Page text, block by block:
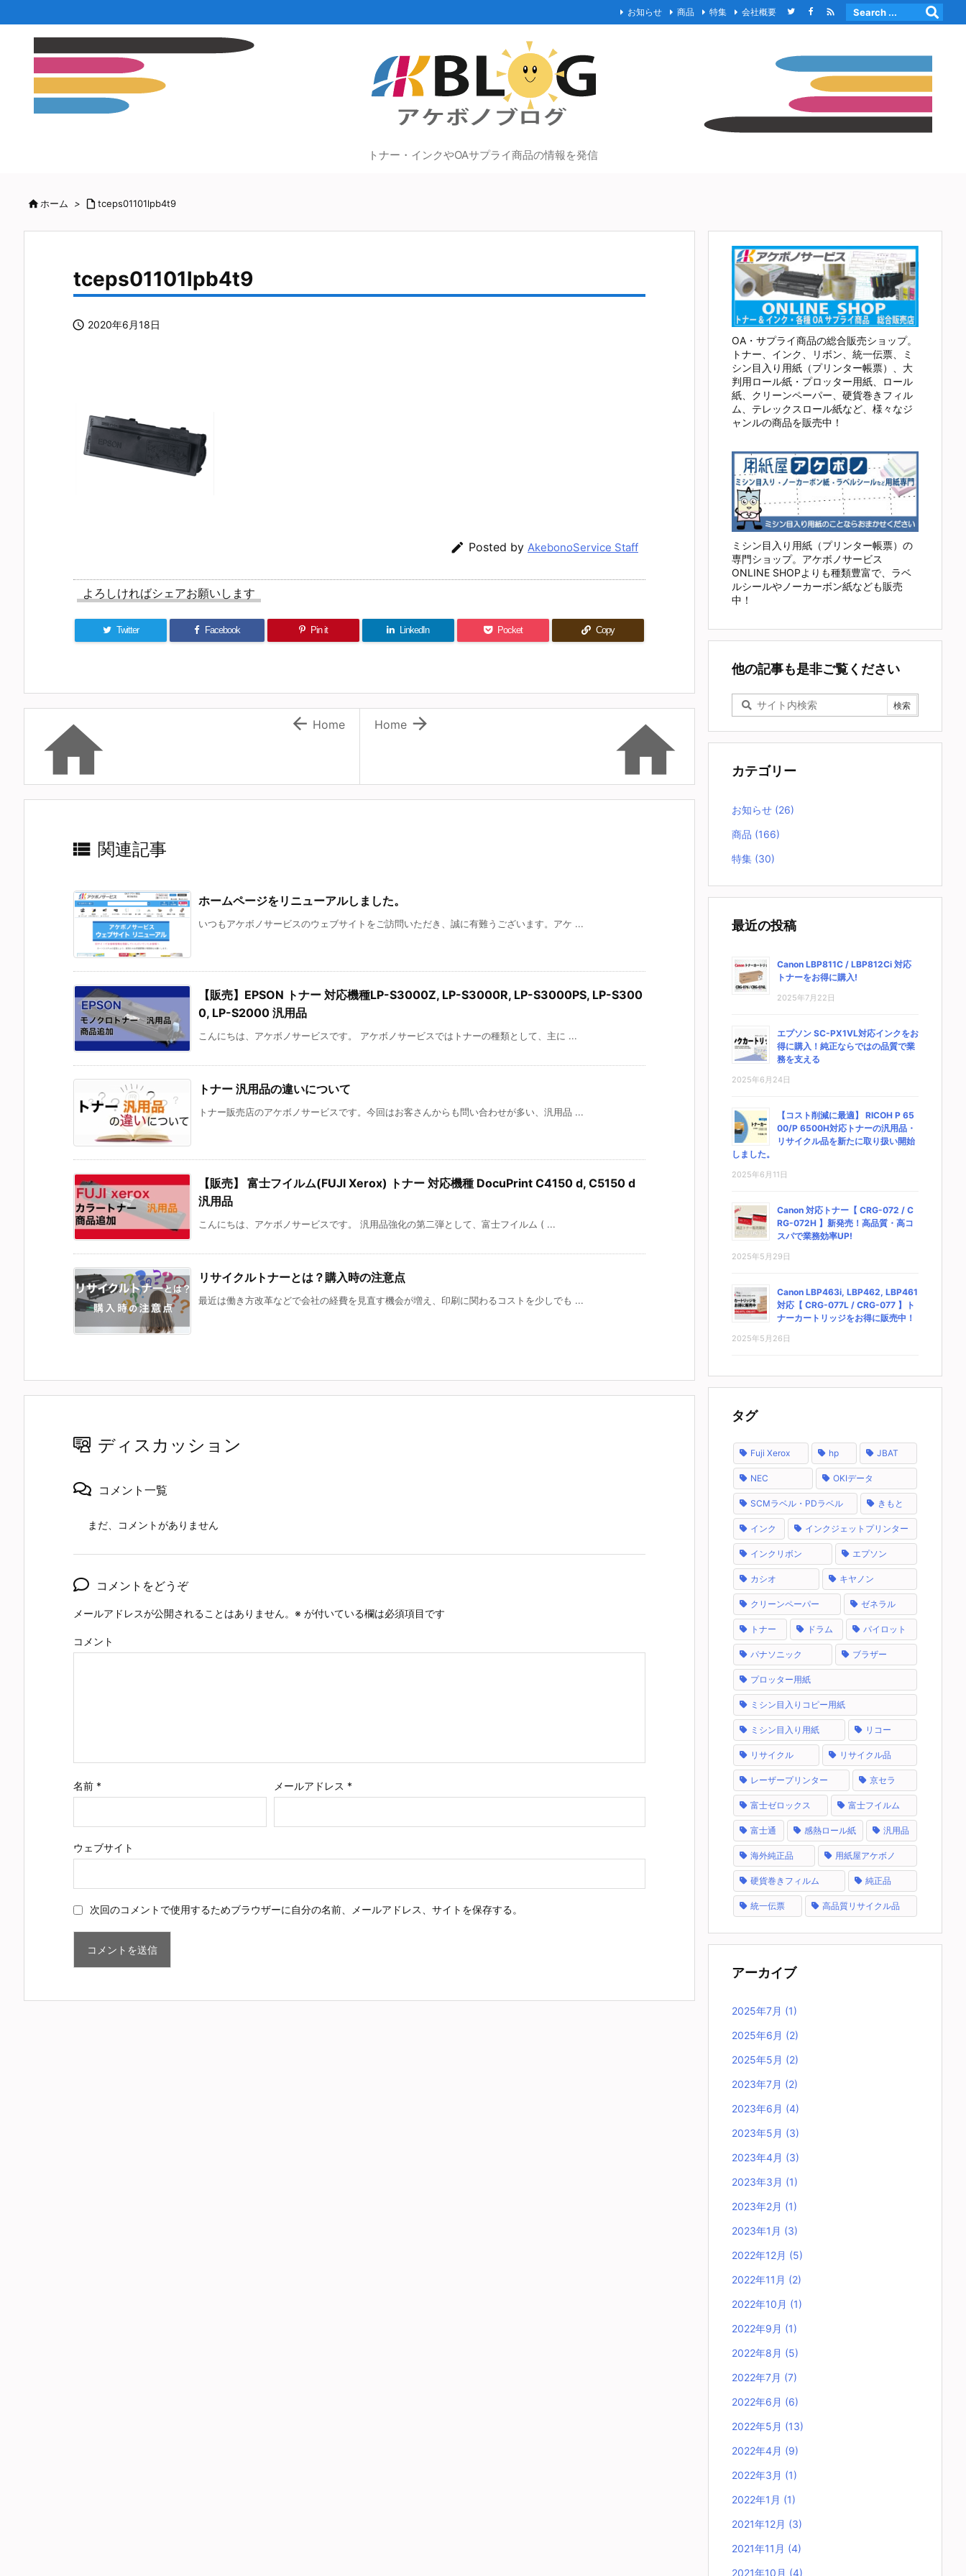
お知らせ 商品 特集 会社概要 
トナー・インクやOAサプライ商品の情報を発信
ホーム >  tceps01101lpb4t9
tceps01101lpb4t9
 2020年6月18日
 Posted by AkebonoService Staff
よろしければシェアお願いします
Twitter Facebook Pin it LinkedIn Pocket Copy


Home
  Home
 関連記事
ホームページをリニューアルしました。
いつもアケボノサービスのウェブサイトをご訪問いただき、誠に有難うございます。アケ ...
【販売】EPSON トナー 対応機種LP-S3000Z, LP-S3000R, LP-S3000PS, LP-S300
0, LP-S2000 汎用品
こんにちは、アケボノサービスです。 アケボノサービスではトナーの種類として、主に ...
トナー 汎用品の違いについて
トナー販売店のアケボノサービスです。今回はお客さんからも問い合わせが多い、汎用品 ...
【販売】 富士フイルム(FUJI Xerox) トナー 対応機種 DocuPrint C4150 d, C5150 d
汎用品
こんにちは、アケボノサービスです。 汎用品強化の第二弾として、富士フイルム ( ...
リサイクルトナーとは？購入時の注意点
最近は働き方改革などで会社の経費を見直す機会が増え、印刷に関わるコストを少しでも ...
ディスカッション
コメント一覧
まだ、コメントがありません
コメントをどうぞ
メールアドレスが公開されることはありません。 ※ が付いている欄は必須項目です
コメント
名前 * メールアドレス *
ウェブサイト
次回のコメントで使用するためブラウザーに自分の名前、メールアドレス、サイトを保存する。
OA・サプライ商品の総合販売ショップ。
トナー、インク、リボン、統一伝票、ミ
シン目入り用紙（プリンター帳票）、大
判用ロール紙・プロッター用紙、ロール
紙、クリーンペーパー、硬貨巻きフィル
ム、テレックスロール紙など、様々なジ
ャンルの商品を販売中！
ミシン目入り用紙（プリンター帳票）の
専門ショップ。アケボノサービス
ONLINE SHOPよりも種類豊富で、ラベ
ルシールやノーカーボン紙なども販売
中！
他の記事も是非ご覧ください
カテゴリー
お知らせ (26)
商品 (166)
特集 (30)
最近の投稿
Canon LBP811C / LBP812Ci 対応
トナーをお得に購入!
2025年7月22日
エプソン SC-PX1VL対応インクをお
得に購入！純正ならではの品質で業
務を支える
2025年6月24日
【コスト削減に最適】 RICOH P 65
00/P 6500H対応トナーの汎用品・
リサイクル品を新たに取り扱い開始
しました。
2025年6月11日
Canon 対応トナー【 CRG-072 / C
RG-072H 】新発売！高品質・高コ
スパで業務効率UP!
2025年5月29日
Canon LBP463i, LBP462, LBP461
対応【 CRG-077L / CRG-077 】ト
ナーカートリッジをお得に販売中！
2025年5月26日
タグ
Fuji Xerox hp JBAT
NEC OKIデータ
SCMラベル・PDラベル きもと
インク インクジェットプリンター
インクリボン エプソン
カシオ キヤノン
クリーンペーパー ゼネラル
トナー ドラム パイロット
パナソニック ブラザー
プロッター用紙
ミシン目入りコピー用紙
ミシン目入り用紙 リコー
リサイクル リサイクル品
レーザープリンター 京セラ
富士ゼロックス 富士フイルム
富士通 感熱ロール紙 汎用品
海外純正品 用紙屋アケボノ
硬貨巻きフィルム 純正品
統一伝票 高品質リサイクル品
アーカイブ
2025年7月 (1)
2025年6月 (2)
2025年5月 (2)
2023年7月 (2)
2023年6月 (4)
2023年5月 (3)
2023年4月 (3)
2023年3月 (1)
2023年2月 (1)
2023年1月 (3)
2022年12月 (5)
2022年11月 (2)
2022年10月 (1)
2022年9月 (1)
2022年8月 (5)
2022年7月 (7)
2022年6月 (6)
2022年5月 (13)
2022年4月 (9)
2022年3月 (1)
2022年1月 (1)
2021年12月 (3)
2021年11月 (4)
2021年10月 (4)